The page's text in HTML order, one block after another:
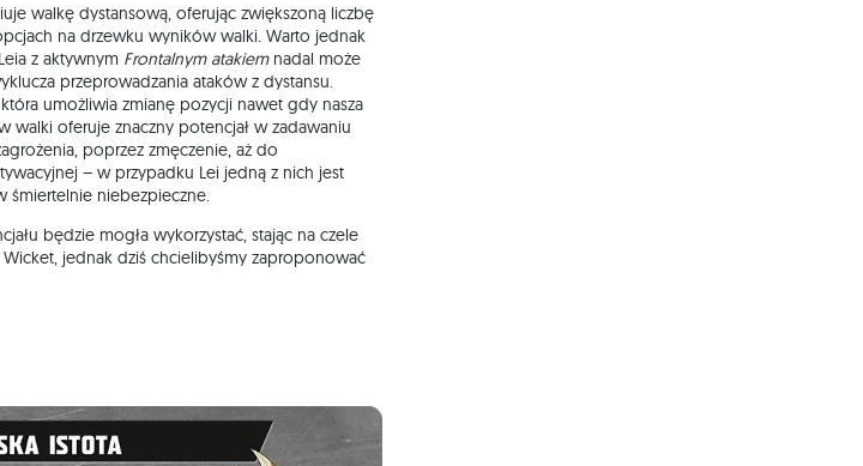
walkę dystansową, oferując zwiększoną liczbę
na drzewku wyników walki. Warto jednak
z aktywnym Frontalnym atakiemnadal może
przeprowadzania ataków z dystansu.
umożliwia zmianę pozycji nawet gdy nasza
oferuje znaczny potencjał w zadawaniu
poprzez zmęczenie, aż do
– w przypadku Lei jedną z nich jest
niebezpieczne.
będzie mogła wykorzystać, stając na czele
jednak dziś chcielibyśmy zaproponować